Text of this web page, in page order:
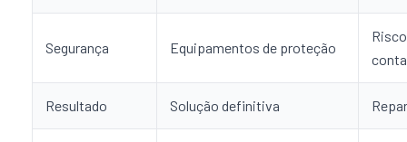
Segurança Equipamentos de proteção
Resultado Solução definitiva